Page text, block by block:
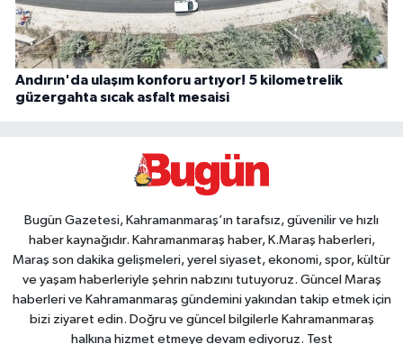
Andırın'da ulaşım konforu artıyor! 5 kilometrelik
güzergahta sıcak asfalt mesaisi
Bugün Gazetesi, Kahramanmaraş’ın tarafsız, güvenilir ve hızlı
haber kaynağıdır. Kahramanmaraş haber, K.Maraş haberleri,
Maraş son dakika gelişmeleri, yerel siyaset, ekonomi, spor, kültür
ve yaşam haberleriyle şehrin nabzını tutuyoruz. Güncel Maraş
haberleri ve Kahramanmaraş gündemini yakından takip etmek için
bizi ziyaret edin. Doğru ve güncel bilgilerle Kahramanmaraş
halkına hizmet etmeye devam ediyoruz. Test